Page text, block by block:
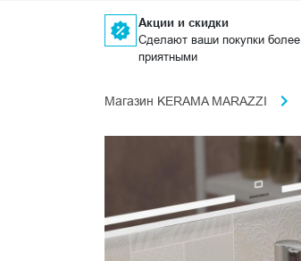
Акции и скидки
Сделают ваши покупки более
приятными
Магазин KERAMA MARAZZI